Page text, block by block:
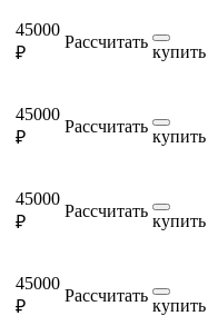
45000
₽
Рассчитать
купить
45000
₽
Рассчитать
купить
45000
₽
Рассчитать
купить
45000
₽
Рассчитать
купить